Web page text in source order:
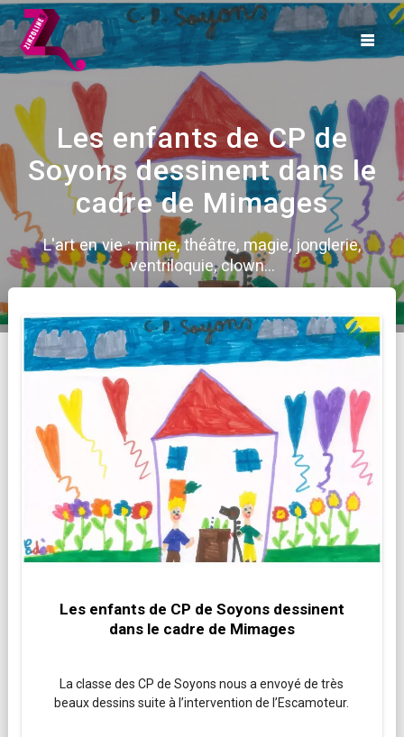
Skip
to
content
Les enfants de CP de
Soyons dessinent dans le
cadre de Mimages
L'art en vie : mime, théâtre, magie, jonglerie,
ventriloquie, clown...
Les enfants de CP de Soyons dessinent
dans le cadre de Mimages
La classe des CP de Soyons nous a envoyé de très
beaux dessins suite à l’intervention de l’Escamoteur.